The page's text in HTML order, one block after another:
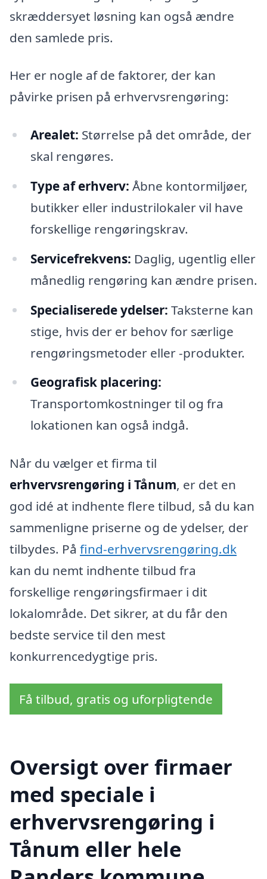
skræddersyet løsning kan også ændre
den samlede pris.
Her er nogle af de faktorer, der kan
påvirke prisen på erhvervsrengøring:
Arealet: Størrelse på det område, der
skal rengøres.
Type af erhverv: Åbne kontormiljøer,
butikker eller industrilokaler vil have
forskellige rengøringskrav.
Servicefrekvens: Daglig, ugentlig eller
månedlig rengøring kan ændre prisen.
Specialiserede ydelser: Taksterne kan
stige, hvis der er behov for særlige
rengøringsmetoder eller -produkter.
Geografisk placering:
Transportomkostninger til og fra
lokationen kan også indgå.
Når du vælger et firma til
erhvervsrengøring i Tånum, er det en
god idé at indhente flere tilbud, så du kan
sammenligne priserne og de ydelser, der
tilbydes. På find-erhvervsrengøring.dk
kan du nemt indhente tilbud fra
forskellige rengøringsfirmaer i dit
lokalområde. Det sikrer, at du får den
bedste service til den mest
konkurrencedygtige pris.
Få tilbud, gratis og uforpligtende
Oversigt over firmaer
med speciale i
erhvervsrengøring i
Tånum eller hele